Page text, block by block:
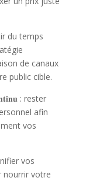
du temps
de canaux
public cible.
: rester
afin
vos
vos
nourrir votre